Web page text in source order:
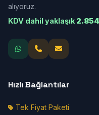
alıyoruz.
KDV dahil yaklaşık
Hızlı Bağlantılar
Tek Fiyat Paketi